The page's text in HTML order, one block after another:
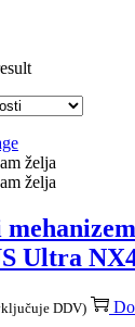
želja
želja
Ultra
DDV)